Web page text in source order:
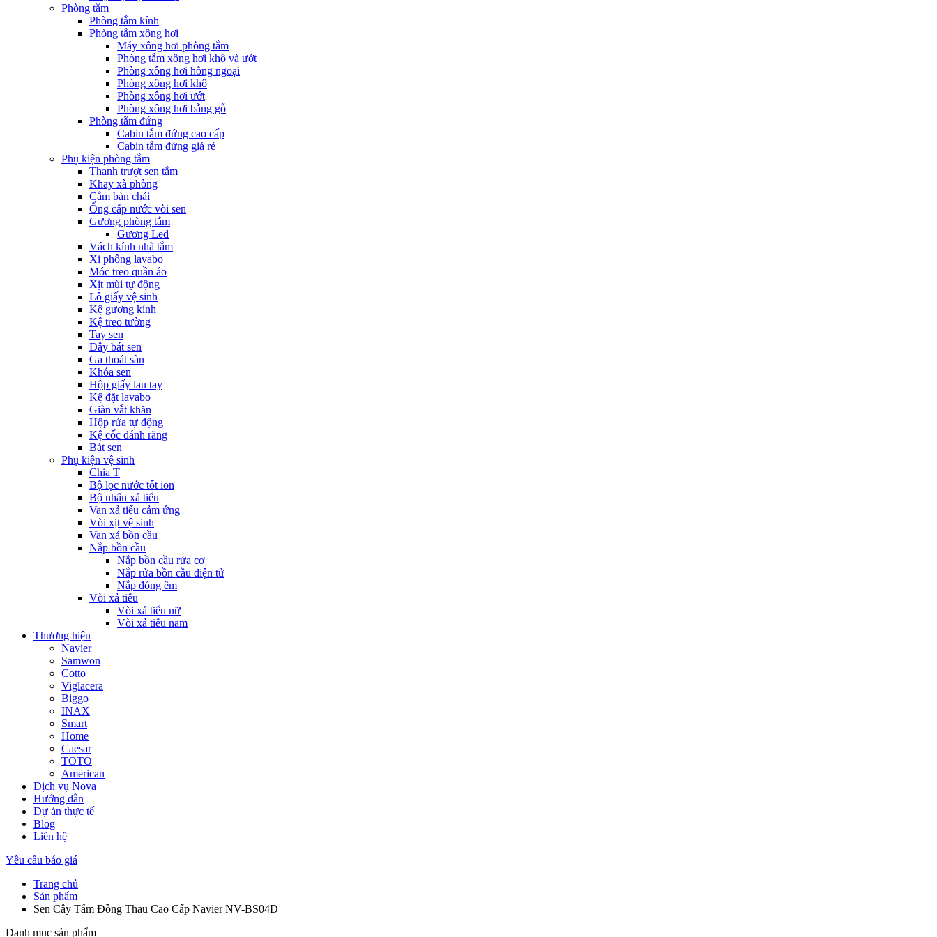
Phòng tắm
Phòng tắm kính
Phòng tắm xông hơi
Máy xông hơi phòng tắm
Phòng tắm xông hơi khô và ướt
Phòng xông hơi hồng ngoại
Phòng xông hơi khô
Phòng xông hơi ướt
Phòng xông hơi bằng gỗ
Phòng tắm đứng
Cabin tắm đứng cao cấp
Cabin tắm đứng giá rẻ
Phụ kiện phòng tắm
Thanh trượt sen tắm
Khay xà phòng
Cắm bàn chải
Ống cấp nước vòi sen
Gương phòng tắm
Gương Led
Vách kính nhà tắm
Xi phông lavabo
Móc treo quần áo
Xịt mùi tự động
Lô giấy vệ sinh
Kệ gương kính
Kệ treo tường
Tay sen
Dây bát sen
Ga thoát sàn
Khóa sen
Hộp giấy lau tay
Kệ đặt lavabo
Giàn vắt khăn
Hộp rửa tự động
Kệ cốc đánh răng
Bát sen
Phụ kiện vệ sinh
Chia T
Bộ lọc nước tốt ion
Bộ nhấn xả tiểu
Van xả tiểu cảm ứng
Vòi xịt vệ sinh
Van xả bồn cầu
Nắp bồn cầu
Nắp bồn cầu rửa cơ
Nắp rửa bồn cầu điện tử
Nắp đóng êm
Vòi xả tiểu
Vòi xả tiểu nữ
Vòi xả tiểu nam
Thương hiệu
Navier
Samwon
Cotto
Viglacera
Biggo
INAX
Smart
Home
Caesar
TOTO
American
Dịch vụ Nova
Hướng dẫn
Dự án thực tế
Blog
Liên hệ
Yêu cầu báo giá
Trang chủ
Sản phẩm
Sen Cây Tắm Đồng Thau Cao Cấp Navier NV-BS04D
Danh mục sản phẩm